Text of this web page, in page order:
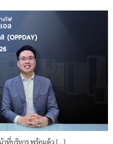
าที่บริหาร พร้อมด้ว […]